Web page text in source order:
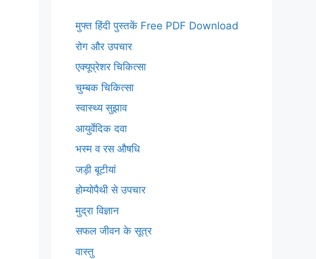
मुफ्त हिंदी पुस्तकें Free PDF Download
रोग और उपचार
एक्यूप्रेशर चिकित्सा
चुम्बक चिकित्सा
स्वास्थ्य सुझाव
आयुर्वेदिक दवा
भस्म व रस औषधि
जड़ी बूटीयां
होम्योपैथी से उपचार
मुद्रा विज्ञान
सफल जीवन के सूत्र
वास्तु